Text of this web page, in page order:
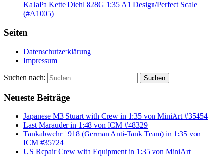
KaJaPa Kette Diehl 828G 1:35 A1 Design/Perfect Scale
(#A1005)
Seiten
Datenschutzerklärung
Impressum
Suchen nach: Suchen
Neueste Beiträge
Japanese M3 Stuart with Crew in 1:35 von MiniArt #35454
Last Marauder in 1:48 von ICM #48329
Tankabwehr 1918 (German Anti-Tank Team) in 1:35 von
ICM #35724
US Repair Crew with Equipment in 1:35 von MiniArt